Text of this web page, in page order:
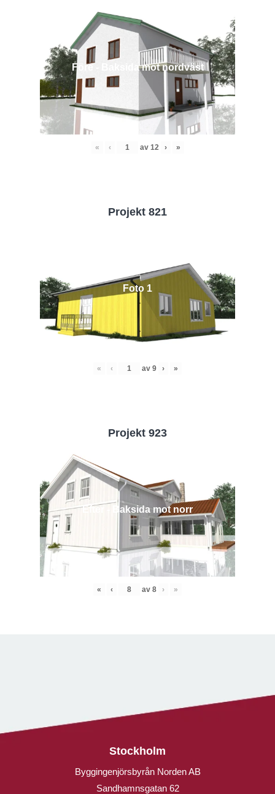
Före - Baksida mot nordväst
« ‹ av 12 › »
Projekt 821
Foto 1
« ‹ av 9 › »
Projekt 923
Efter - Baksida mot norr
« ‹ av 8 › »
Stockholm
Byggingenjörsbyrån Norden AB
Sandhamnsgatan 62